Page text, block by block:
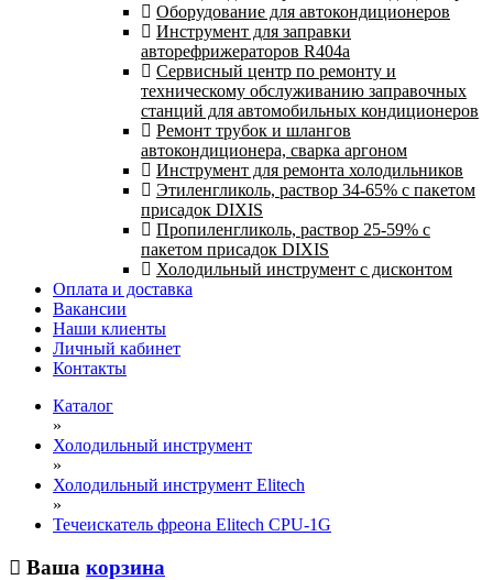
Оборудование для автокондиционеров
Инструмент для заправки
авторефрижераторов R404a
Сервисный центр по ремонту и
техническому обслуживанию заправочных
станций для автомобильных кондиционеров
Ремонт трубок и шлангов
автокондиционера, сварка аргоном
Инструмент для ремонта холодильников
Этиленгликоль, раствор 34-65% с пакетом
присадок DIXIS
Пропиленгликоль, раствор 25-59% с
пакетом присадок DIXIS
Холодильный инструмент с дисконтом
Оплата и доставка
Вакансии
Наши клиенты
Личный кабинет
Контакты
Каталог
»
Холодильный инструмент
»
Холодильный инструмент Elitech
»
Течеискатель фреона Elitech CPU-1G
Ваша корзина